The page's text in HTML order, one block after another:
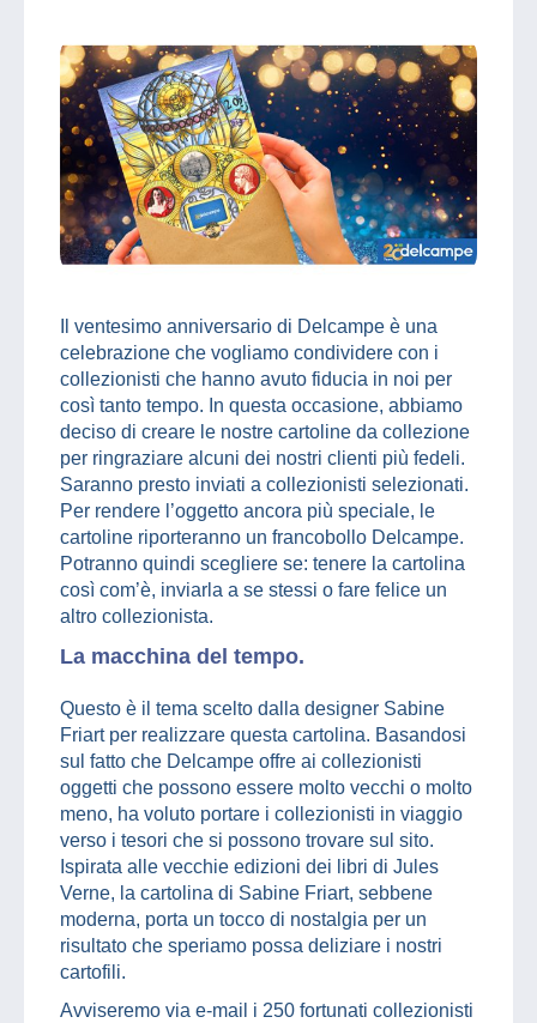
Il ventesimo anniversario di Delcampe è una
celebrazione che vogliamo condividere con i
collezionisti che hanno avuto fiducia in noi per
così tanto tempo. In questa occasione, abbiamo
deciso di creare le nostre cartoline da collezione
per ringraziare alcuni dei nostri clienti più fedeli.
Saranno presto inviati a collezionisti selezionati.
Per rendere l’oggetto ancora più speciale, le
cartoline riporteranno un francobollo Delcampe.
Potranno quindi scegliere se: tenere la cartolina
così com’è, inviarla a se stessi o fare felice un
altro collezionista.
La macchina del tempo.
Questo è il tema scelto dalla designer Sabine
Friart per realizzare questa cartolina. Basandosi
sul fatto che Delcampe offre ai collezionisti
oggetti che possono essere molto vecchi o molto
meno, ha voluto portare i collezionisti in viaggio
verso i tesori che si possono trovare sul sito.
Ispirata alle vecchie edizioni dei libri di Jules
Verne, la cartolina di Sabine Friart, sebbene
moderna, porta un tocco di nostalgia per un
risultato che speriamo possa deliziare i nostri
cartofili.
Avviseremo via e-mail i 250 fortunati collezionisti